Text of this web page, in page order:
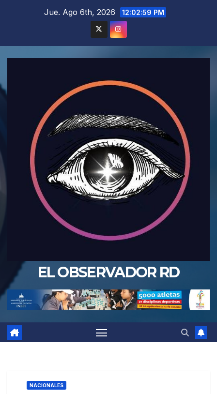
Jue. Ago 6th, 2026 12:03:01 PM
EL OBSERVADOR RD
NACIONALES